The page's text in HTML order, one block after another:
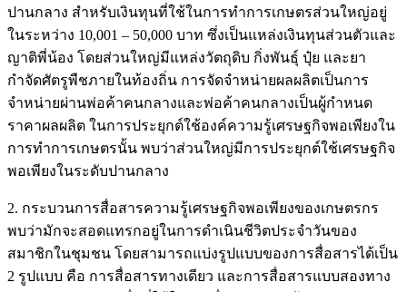
ปานกลาง สำหรับเงินทุนที่ใช้ในการทำการเกษตรส่วนใหญ่อยู่
ในระหว่าง 10,001 – 50,000 บาท ซึ่งเป็นแหล่งเงินทุนส่วนตัวและ
ญาติพี่น้อง โดยส่วนใหญ่มีแหล่งวัตถุดิบ กิ่งพันธุ์ ปุ๋ย และยา
กำจัดศัตรูพืชภายในท้องถิ่น การจัดจำหน่ายผลผลิตเป็นการ
จำหน่ายผ่านพ่อค้าคนกลางและพ่อค้าคนกลางเป็นผู้กำหนด
ราคาผลผลิต ในการประยุกต์ใช้องค์ความรู้เศรษฐกิจพอเพียงใน
การทำการเกษตรนั้น พบว่าส่วนใหญ่มีการประยุกต์ใช้เศรษฐกิจ
พอเพียงในระดับปานกลาง
2. กระบวนการสื่อสารความรู้เศรษฐกิจพอเพียงของเกษตรกร
พบว่ามักจะสอดแทรกอยู่ในการดำเนินชีวิตประจำวันของ
สมาชิกในชุมชน โดยสามารถแบ่งรูปแบบของการสื่อสารได้เป็น
2 รูปแบบ คือ การสื่อสารทางเดียว และการสื่อสารแบบสองทาง